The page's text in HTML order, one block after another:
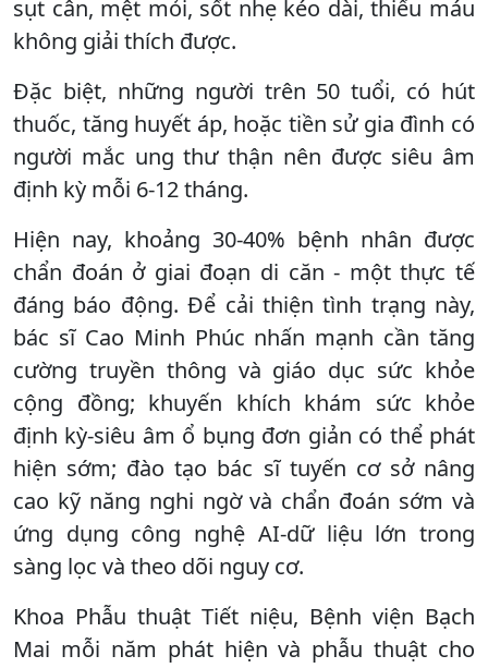
sụt cân, mệt mỏi, sốt nhẹ kéo dài, thiếu máu
không giải thích được.
Đặc biệt, những người trên 50 tuổi, có hút
thuốc, tăng huyết áp, hoặc tiền sử gia đình có
người mắc ung thư thận nên được siêu âm
định kỳ mỗi 6-12 tháng.
Hiện nay, khoảng 30-40% bệnh nhân được
chẩn đoán ở giai đoạn di căn - một thực tế
đáng báo động. Để cải thiện tình trạng này,
bác sĩ Cao Minh Phúc nhấn mạnh cần tăng
cường truyền thông và giáo dục sức khỏe
cộng đồng; khuyến khích khám sức khỏe
định kỳ-siêu âm ổ bụng đơn giản có thể phát
hiện sớm; đào tạo bác sĩ tuyến cơ sở nâng
cao kỹ năng nghi ngờ và chẩn đoán sớm và
ứng dụng công nghệ AI-dữ liệu lớn trong
sàng lọc và theo dõi nguy cơ.
Khoa Phẫu thuật Tiết niệu, Bệnh viện Bạch
Mai mỗi năm phát hiện và phẫu thuật cho